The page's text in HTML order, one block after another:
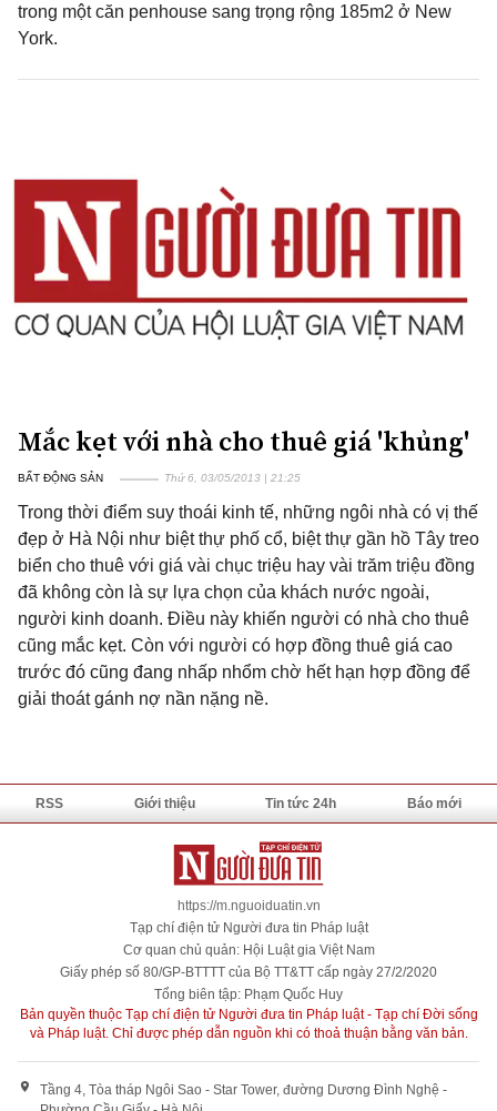
trong một căn penhouse sang trọng rộng 185m2 ở New
York.
Mắc kẹt với nhà cho thuê giá 'khủng'
BẤT ĐỘNG SẢN Thứ 6, 03/05/2013 | 21:25
Trong thời điểm suy thoái kinh tế, những ngôi nhà có vị thế
đẹp ở Hà Nội như biệt thự phố cổ, biệt thự gần hồ Tây treo
biển cho thuê với giá vài chục triệu hay vài trăm triệu đồng
đã không còn là sự lựa chọn của khách nước ngoài,
người kinh doanh. Điều này khiến người có nhà cho thuê
cũng mắc kẹt. Còn với người có hợp đồng thuê giá cao
trước đó cũng đang nhấp nhổm chờ hết hạn hợp đồng để
giải thoát gánh nợ nần nặng nề.
RSS Giới thiệu Tin tức 24h Báo mới
https://m.nguoiduatin.vn
Tạp chí điện tử Người đưa tin Pháp luật
Cơ quan chủ quản: Hội Luật gia Việt Nam
Giấy phép số 80/GP-BTTTT của Bộ TT&TT cấp ngày 27/2/2020
Tổng biên tập: Phạm Quốc Huy
Bản quyền thuộc Tạp chí điện tử Người đưa tin Pháp luật - Tạp chí Đời sống
và Pháp luật. Chỉ được phép dẫn nguồn khi có thoả thuận bằng văn bản.
Tầng 4, Tòa tháp Ngôi Sao - Star Tower, đường Dương Đình Nghệ -